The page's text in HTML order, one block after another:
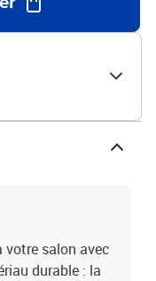
votre salon avec
durable : la